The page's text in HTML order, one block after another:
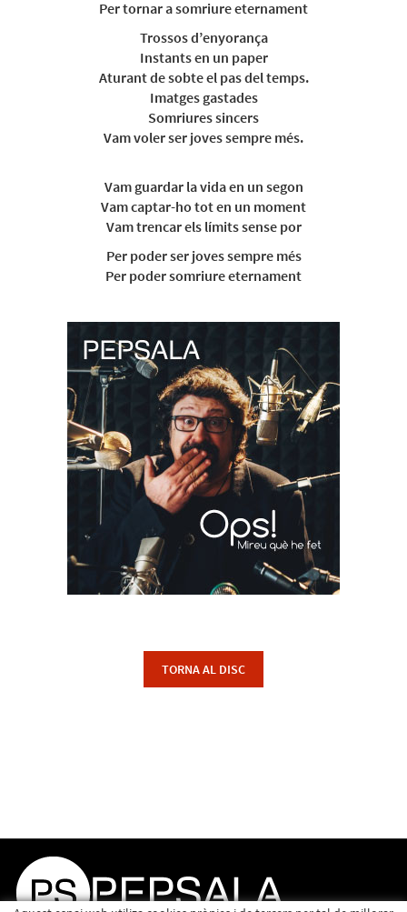
Per tornar a somriure eternament
Trossos d’enyorança
Instants en un paper
Aturant de sobte el pas del temps.
Imatges gastades
Somriures sincers
Vam voler ser joves sempre més.
Vam guardar la vida en un segon
Vam captar-ho tot en un moment
Vam trencar els límits sense por
Per poder ser joves sempre més
Per poder somriure eternament
TORNA AL DISC